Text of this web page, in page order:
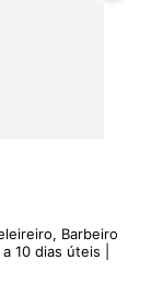
Barbeiro
10 dias úteis |